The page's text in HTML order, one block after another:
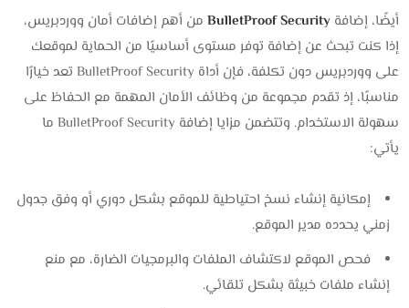
أيضًا، إضافةBulletProof Security من أهم إضافات أمان ووردبريس،
إذا كنت تبحث عن إضافة توفر مستوى أساسيًا من الحماية لموقعك
على ووردبريس دون تكلفة، فإن أداة BulletProof Security تعد خيارًا
مناسبًا، إذ تقدم مجموعة من وظائف الأمان المهمة مع الحفاظ على
سهولة الاستخدام. وتتضمن مزايا إضافة BulletProof Security ما
يأتي:
إمكانية إنشاء نسخ احتياطية للموقع بشكل دوري أو وفق جدول
زمني يحدده مدير الموقع.
فحص الموقع لاكتشاف الملفات والبرمجيات الضارة، مع منع
إنشاء ملفات خبيثة بشكل تلقائي.